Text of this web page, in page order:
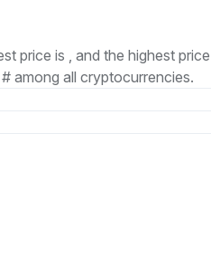
price is , and the highest
among all cryptocurrencies.